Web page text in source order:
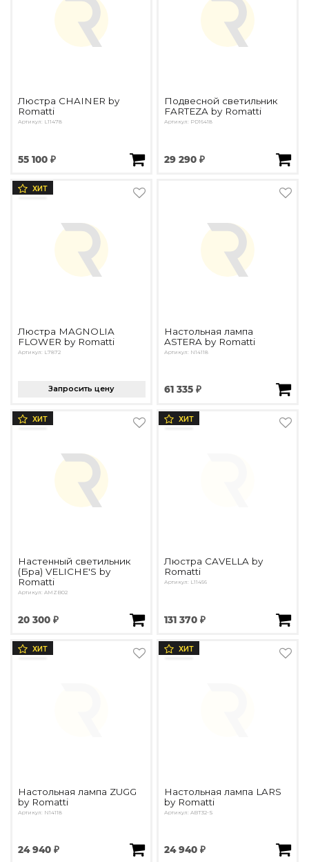
Люстра CHAINER by
Romatti
Артикул: L11478
55 100 ₽
Подвесной светильник
FARTEZA by Romatti
Артикул: PD16418
29 290 ₽
ХИТ
Люстра MAGNOLIA
FLOWER by Romatti
Артикул: L7872
Запросить цену
Настольная лампа
ASTERA by Romatti
Артикул: N14118
61 335 ₽
ХИТ
Настенный светильник
(Бра) VELICHE'S by
Romatti
Артикул: AMZB02
20 300 ₽
ХИТ
Люстра CAVELLA by
Romatti
Артикул: L11456
131 370 ₽
ХИТ
Настольная лампа ZUGG
by Romatti
Артикул: N14118
24 940 ₽
ХИТ
Настольная лампа LARS
by Romatti
Артикул: ABT32-S
24 940 ₽